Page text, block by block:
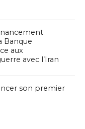
Banque
aux
avec l’Iran
son premier